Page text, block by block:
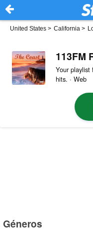
United States > California >
113FM
Your playlist
hits. · Web
Géneros